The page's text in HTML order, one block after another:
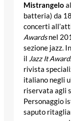
Mistrangelo
batteria) da
concerti
Awardsnel
sezione jazz.
il Jazz It
rivista
italiano negli
riservata agli
Personaggio
saputo